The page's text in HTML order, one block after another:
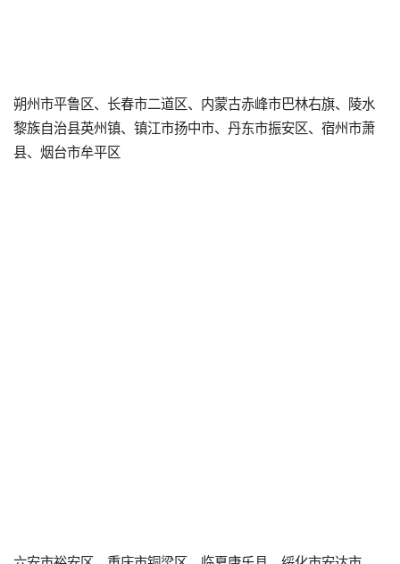
朔州市平鲁区、长春市二道区、内蒙古赤峰市巴林右旗、陵水
黎族自治县英州镇、镇江市扬中市、丹东市振安区、宿州市萧
县、烟台市牟平区